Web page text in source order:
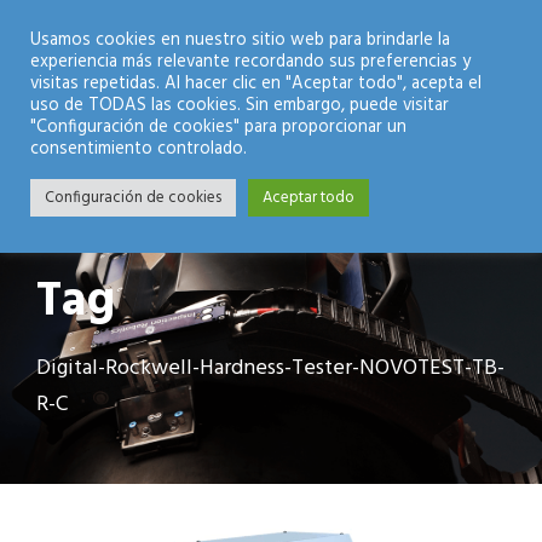
Modo Nocturno
Tag
Digital-Rockwell-Hardness-Tester-NOVOTEST-TB-
R-C
Usamos cookies en nuestro sitio web para brindarle la
experiencia más relevante recordando sus preferencias y
visitas repetidas. Al hacer clic en "Aceptar todo", acepta el
uso de TODAS las cookies. Sin embargo, puede visitar
"Configuración de cookies" para proporcionar un
consentimiento controlado.
Configuración de cookies Aceptar todo